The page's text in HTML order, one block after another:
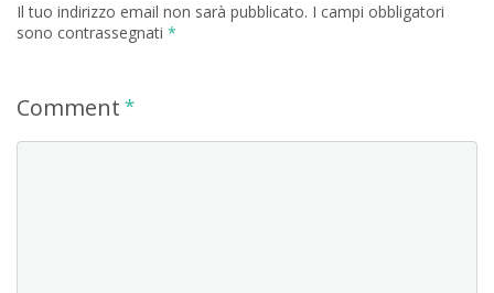
Il tuo indirizzo email non sarà pubblicato. I campi obbligatori
sono contrassegnati *
Comment *